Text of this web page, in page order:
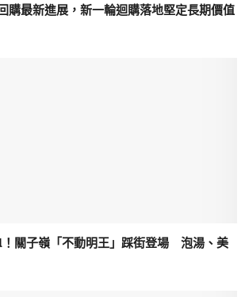
購最新進展，新一輪迴購落地堅定長期價值
關子嶺「不動明王」踩街登場 泡湯、美